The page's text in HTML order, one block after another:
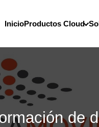
InicioProductos Cloud
de